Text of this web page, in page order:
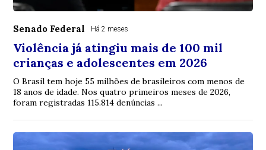
Senado Federal Há 2 meses
Violência já atingiu mais de 100 mil
crianças e adolescentes em 2026
O Brasil tem hoje 55 milhões de brasileiros com menos de
18 anos de idade. Nos quatro primeiros meses de 2026,
foram registradas 115.814 denúncias ...